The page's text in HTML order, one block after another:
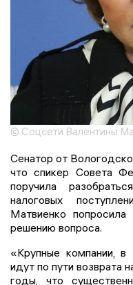
© Соцсети Валентины
Сенатор от
что спикер Совета
поручила
налоговых
Матвиенко
решению вопроса.
«Крупные компании,
идут по пути возврата
годы, что